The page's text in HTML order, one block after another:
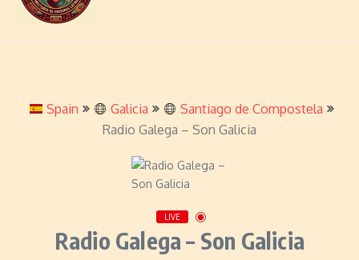
Spain Galicia
Santiago de Compostela
Radio Galega – Son Galicia
LIVE
Radio Galega – Son Galicia